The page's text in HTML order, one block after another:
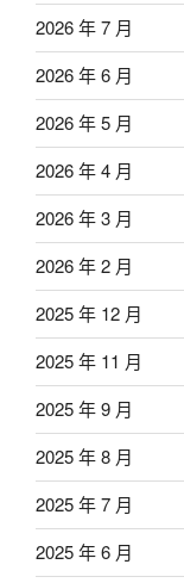
2026 年 7 月
2026 年 6 月
2026 年 5 月
2026 年 4 月
2026 年 3 月
2026 年 2 月
2025 年 12 月
2025 年 11 月
2025 年 9 月
2025 年 8 月
2025 年 7 月
2025 年 6 月